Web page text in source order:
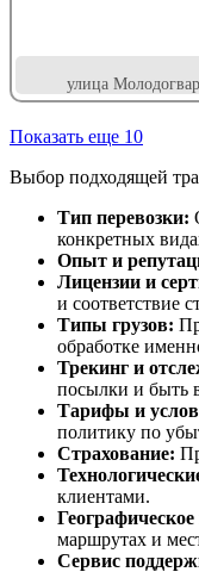
улица
Показать еще 10
Выбор подходящей
Тип перевозки:
конкретных
Опыт и
Лицензии и
и соответствие
Типы грузов:
обработке
Трекинг и
посылки и быть
Тарифы и
политику по
Страхование:
клиентами.
маршрутах и
Сервис